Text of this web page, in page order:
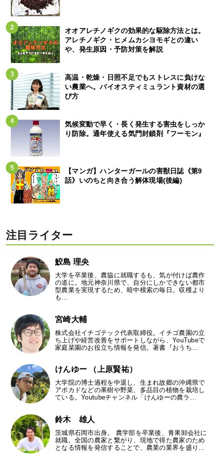
オオアレチノギクの効果的な駆除方法とは。
アレチノギク・ヒメムカシヨモギとの違い
や、発生原因・予防対策を解説
高温・乾燥・日照不足でもストレスに負けな
い農業へ。バイオスティミュラント資材の選
び方
気候変動で早く・長く発生する害虫をしっか
り防除。通年使える気門封鎖剤『フーモン』
【マンガ】ハンターガールの害獣日誌《第9
話》いのちと向き合う解体現場(後編)
注目ライター
鮫島 理央
大学を卒業後、農協に就職するも、気が付けば農作
の道に。地元神奈川県で、自分にしかできない都市
型農業を実現するため、暗中模索の毎日。収穫より
も…
宮崎大輔
株式会社イチゴテック代表取締役。イチゴ農園の立
ち上げや経営改善をサポートしながら、YouTubeで
家庭菜園のお役立ち情報を発信。著書『おうち…
けんゆー （上原賢祐）
大学院の博士過程を中退し、生まれ故郷の沖縄県で
アボカドなどの果樹や野菜、多品目の植物を栽培し
ている。Youtubeチャンネル「けんゆーの農ラ…
鈴木 雄人
茨城県石岡市出身。 農学部を卒業後、青果卸会社に
就職。全国の農家と繋がり、現地で得た農家のため
となる情報を発信することで、農業の業界を盛り…